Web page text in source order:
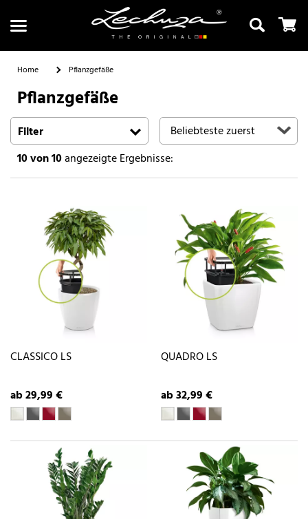
Suchen
Home Pflanzgefäße
Pflanzgefäße
Filter
10von 10angezeigte Ergebnisse:
CLASSICO LS
ab 29,99 €
QUADRO LS
ab 32,99 €